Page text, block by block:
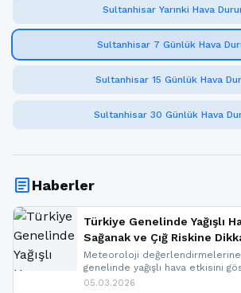
Sultanhisar Yarınki Hava
Sultanhisar 7 Günlük Hava
Sultanhisar 15 Günlük Hava
Sultanhisar 30 Günlük Hava
articleHaberler
Türkiye Genelinde Yağışlı
Sağanak ve Çığ Riskine
Meteoroloji değerlendirmelerine
genelinde yağışlı hava etkisini
bölgelerinde kar yağışı
05.03.2026